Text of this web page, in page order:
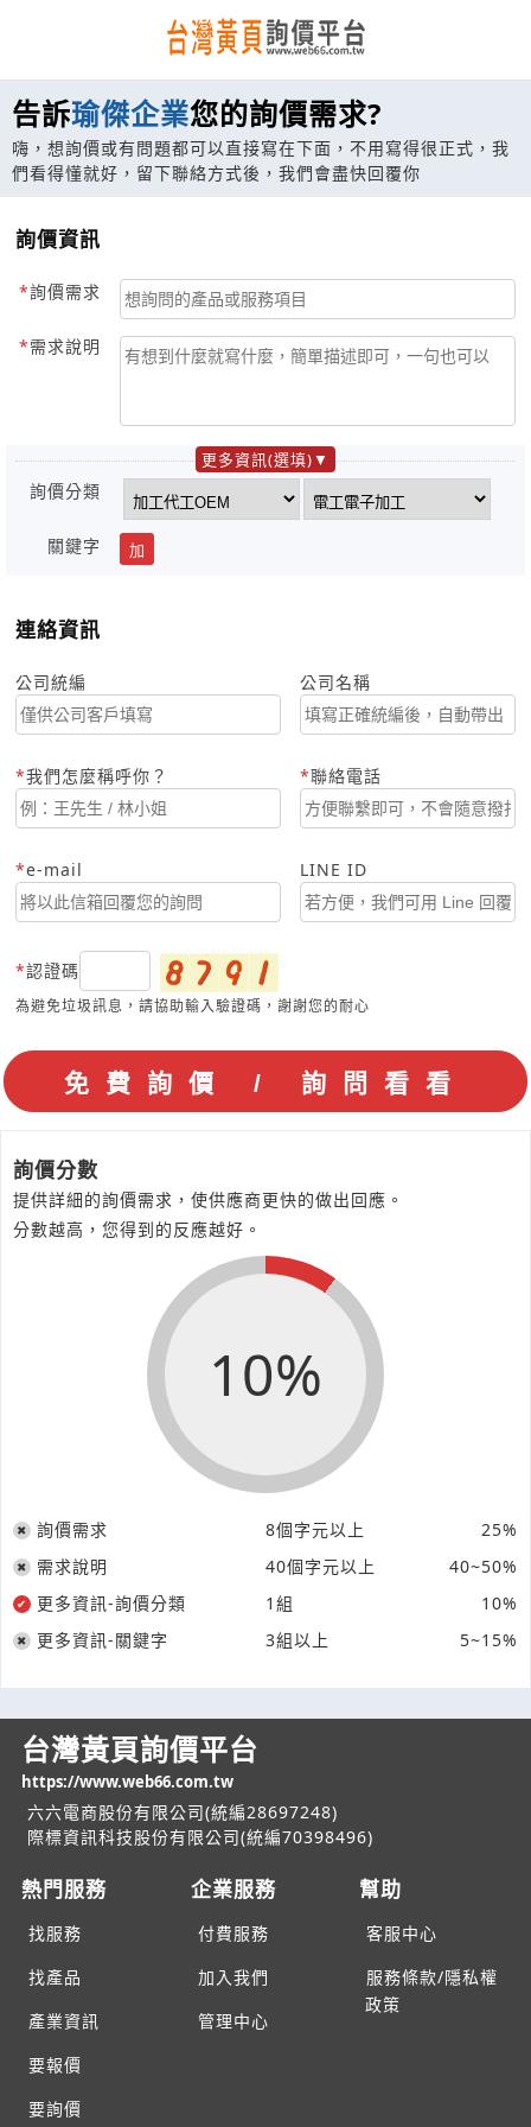
告訴瑜傑企業您的詢價需求?
嗨，想詢價或有問題都可以直接寫在下面，不用寫得很正式，我
們看得懂就好，留下聯絡方式後，我們會盡快回覆你
詢價資訊
詢價需求
需求說明
更多資訊(選填)
詢價分類
關鍵字 加
連絡資訊
公司統編 公司名稱
我們怎麼稱呼你？ 聯絡電話
e-mail LINE ID
認證碼
為避免垃圾訊息，請協助輸入驗證碼，謝謝您的耐心
詢價分數
提供詳細的詢價需求，使供應商更快的做出回應。
分數越高，您得到的反應越好。
10%
詢價需求 8個字元以上
25%
需求說明
40個字元以上
40~50%
更多資訊-詢價分類
1組
10%
更多資訊-關鍵字
3組以上 5~15%
台灣黃頁詢價平台
https://www.web66.com.tw
六六電商股份有限公司(統編28697248)
際標資訊科技股份有限公司(統編70398496)
熱門服務
找服務
找產品
產業資訊
要報價
要詢價
企業服務
付費服務
加入我們
管理中心
幫助
客服中心
服務條款/隱私權
政策